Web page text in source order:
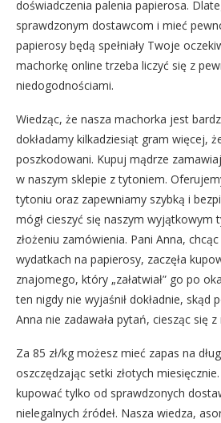
doświadczenia palenia papierosa.
sprawdzonym dostawcom i mieć
papierosy będą spełniały Twoje
machorkę online trzeba liczyć się z
niedogodnościami.
Wiedząc, że nasza machorka jest
dokładamy kilkadziesiąt gram więcej,
poszkodowani. Kupuj mądrze
w naszym sklepie z tytoniem.
tytoniu oraz zapewniamy szybką i
mógł cieszyć się naszym
złożeniu zamówienia. Pani Anna,
wydatkach na papierosy, zaczęła
znajomego, który „załatwiał” go po
ten nigdy nie wyjaśnił dokładnie, skąd
Anna nie zadawała pytań, ciesząc się
Za 85 zł/kg możesz mieć zapas na
oszczędzając setki złotych
kupować tylko od sprawdzonych
nielegalnych źródeł. Nasza wiedza,